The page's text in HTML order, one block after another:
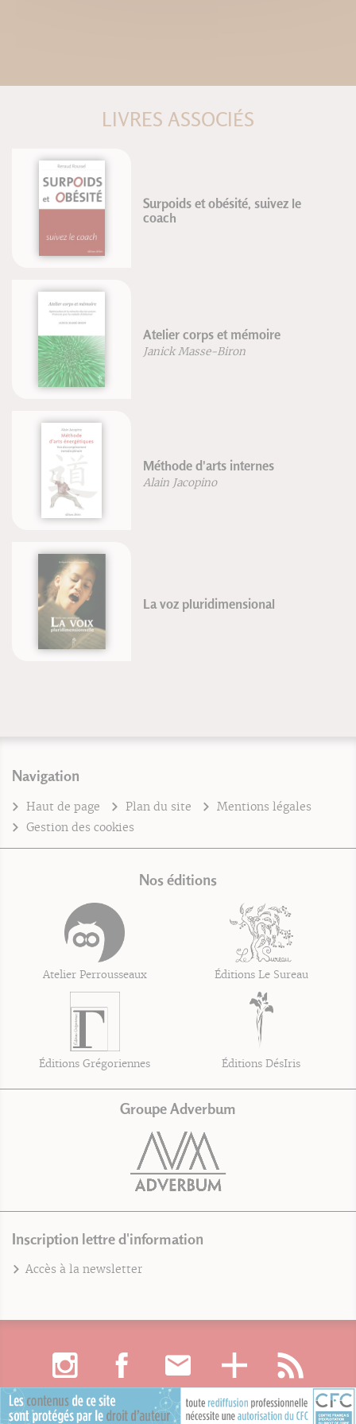
LIVRES ASSOCIÉS
Surpoids et obésité, suivez le
Atelier corps et mémoire
Janick Masse-Biron
Méthode d'arts internes
Alain Jacopino
La voz pluridimensional
Navigation
Haut de page Plan du site
Mentions légales
Gestion des cookies
Nos éditions
Atelier Perrousseaux Éditions Le Sureau
Éditions Grégoriennes Éditions DésIris
Groupe Adverbum
Inscription lettre d'information
Accès à la newsletter